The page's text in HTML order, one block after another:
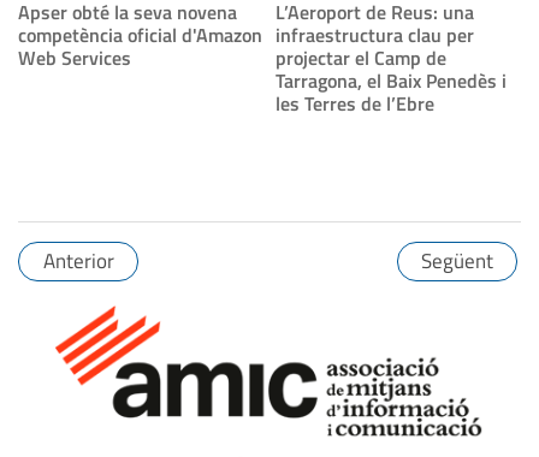
Apser obté la seva novena
competència oficial d'Amazon
Web Services
L’Aeroport de Reus: una
infraestructura clau per
projectar el Camp de
Tarragona, el Baix Penedès i
les Terres de l’Ebre
Anterior Següent